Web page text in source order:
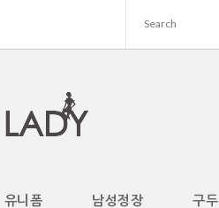
유니폼 남성정장 구두